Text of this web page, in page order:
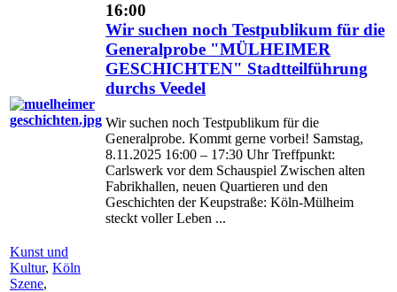
16:00
Wir suchen noch Testpublikum für die
Generalprobe "MÜLHEIMER
GESCHICHTEN" Stadtteilführung
durchs Veedel
Wir suchen noch Testpublikum für die
Generalprobe. Kommt gerne vorbei! Samstag,
8.11.2025 16:00 – 17:30 Uhr Treffpunkt:
Carlswerk vor dem Schauspiel Zwischen alten
Fabrikhallen, neuen Quartieren und den
Geschichten der Keupstraße: Köln-Mülheim
steckt voller Leben ...
Kunst und
Kultur, Köln
Szene,